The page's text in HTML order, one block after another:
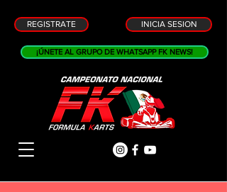
REGISTRATE INICIA SESION
¡ÚNETE AL GRUPO DE WHATSAPP FK NEWS!